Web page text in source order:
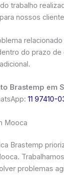
trabalho
nossos
do prazo de
Brastemp em
11 97410-
Mooca
Brastemp
problemas